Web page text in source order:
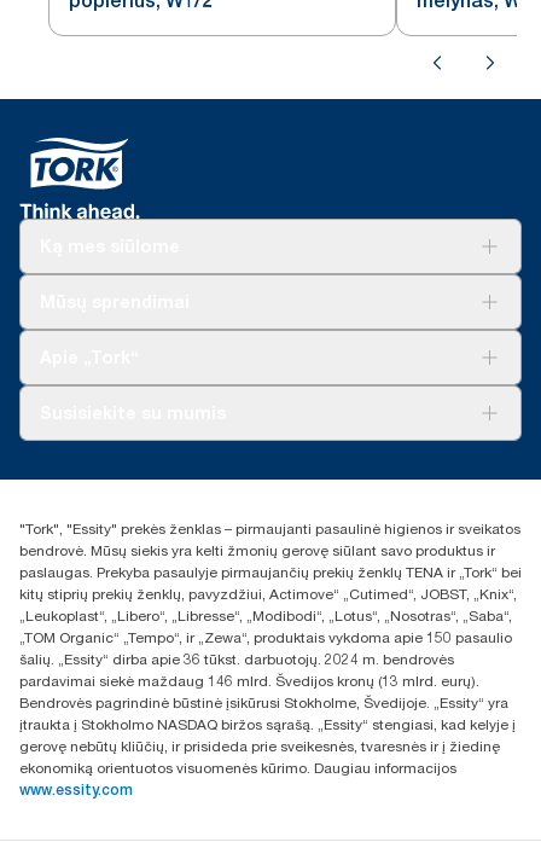
+370 5 268 3455
UAB Essity Lithuania
Naugarduko g. 98
LT-03160 Vilnius, Lietuva
"Tork", "Essity" prekės ženklas – pirmaujanti pasaulinė higienos ir sveikatos
bendrovė. Mūsų siekis yra kelti žmonių gerovę siūlant savo produktus ir
paslaugas. Prekyba pasaulyje pirmaujančių prekių ženklų TENA ir „Tork“ bei
kitų stiprių prekių ženklų, pavyzdžiui, Actimove“ „Cutimed“, JOBST, „Knix“,
„Leukoplast“, „Libero“, „Libresse“, „Modibodi“, „Lotus“, „Nosotras“, „Saba“,
„TOM Organic“ „Tempo“, ir „Zewa“, produktais vykdoma apie 150 pasaulio
šalių. „Essity“ dirba apie 36 tūkst. darbuotojų. 2024 m. bendrovės
pardavimai siekė maždaug 146 mlrd. Švedijos kronų (13 mlrd. eurų).
Bendrovės pagrindinė būstinė įsikūrusi Stokholme, Švedijoje. „Essity“ yra
įtraukta į Stokholmo NASDAQ biržos sąrašą. „Essity“ stengiasi, kad kelyje į
gerovę nebūtų kliūčių, ir prisideda prie sveikesnės, tvaresnės ir į žiedinę
ekonomiką orientuotos visuomenės kūrimo. Daugiau informacijos
www.essity.com